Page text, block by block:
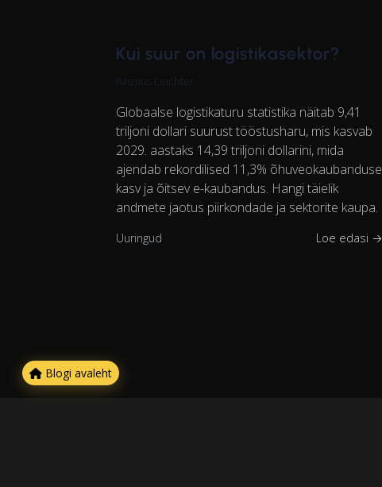
Kui suur on logistikasektor?
Rasmus Leichter
Globaalse logistikaturu statistika näitab 9,41
triljoni dollari suurust tööstusharu, mis kasvab
2029. aastaks 14,39 triljoni dollarini, mida
ajendab rekordilised 11,3% õhuveokaubanduse
kasv ja õitsev e-kaubandus. Hangi täielik
andmete jaotus piirkondade ja sektorite kaupa.
Uuringud Loe edasi →
Blogi avaleht